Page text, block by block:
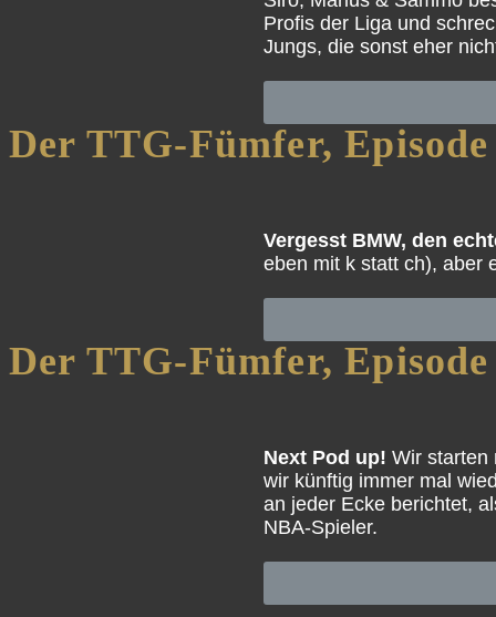
Profis der Liga und
Jungs, die sonst eher
Der TTG-Fümfer, Episode
Vergesst BMW, den
eben mit k statt ch), aber
Der TTG-Fümfer, Episode
Next Pod up! Wir starten
wir künftig immer mal
an jeder Ecke berichtet,
NBA-Spieler.